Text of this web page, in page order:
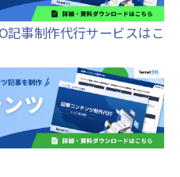
事制作代行サービスはこ